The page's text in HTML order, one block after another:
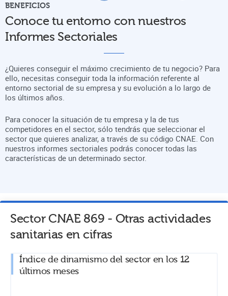
BENEFICIOS
Conoce tu entorno con nuestros
Informes Sectoriales
¿Quieres conseguir el máximo crecimiento de tu negocio? Para
ello, necesitas conseguir toda la información referente al
entorno sectorial de su empresa y su evolución a lo largo de
los últimos años.
Para conocer la situación de tu empresa y la de tus
competidores en el sector, sólo tendrás que seleccionar el
sector que quieres analizar, a través de su código CNAE. Con
nuestros informes sectoriales podrás conocer todas las
características de un determinado sector.
Sector CNAE 869 - Otras actividades
sanitarias en cifras
Índice de dinamismo del sector en los 12
últimos meses